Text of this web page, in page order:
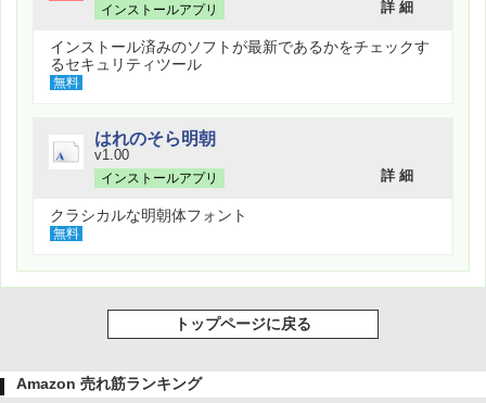
インストールアプリ
詳 細
インストール済みのソフトが最新であるかをチェックす
るセキュリティツール
無料
はれのそら明朝
v1.00
インストールアプリ
詳 細
クラシカルな明朝体フォント
無料
トップページに戻る
Amazon 売れ筋ランキング